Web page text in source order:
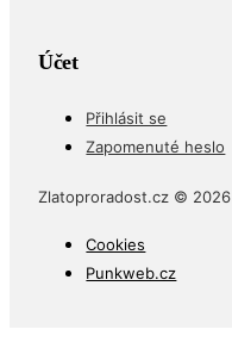
Účet
Přihlásit se
Zapomenuté heslo
Zlatoproradost.cz © 2026
Cookies
Punkweb.cz